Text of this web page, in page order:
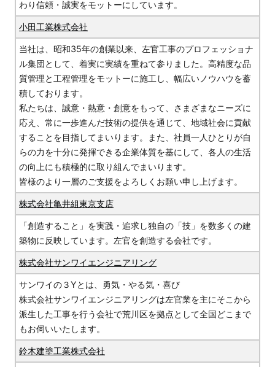
わり信頼・誠実をモットーにしています。
小田工業株式会社
当社は、昭和35年の創業以来、左官工事のプロフェッショナ
ル集団として、着実に実績を重ねて参りました。高精度な品
質管理と工程管理をモットーに施工し、幅広いノウハウを蓄
積しております。
私たちは、誠意・熱意・創意をもって、さまざまなニーズに
応え、常に一歩進んだ技術の提供を通じて、地域社会に貢献
することを目指してまいります。また、社員一人ひとりが自
らの力を十分に発揮できる企業体質を基にして、各人の生活
の向上にも積極的に取り組んでまいります。
皆様のより一層のご支援をよろしくお願い申し上げます。
株式会社亀井組東京支店
「創造すること」を実践・追求し独自の「技」を数多くの建
築物に反映しています。左官を創造する会社です。
株式会社サンワイエンジニアリング
サンワイの３Yとは、勇気・やる気・喜び
株式会社サンワイエンジニアリングは左官業を主にそこから
派生した工事を行う会社で荒川区を拠点として全国どこまで
もお伺いいたします。
鈴木建塗工業株式会社